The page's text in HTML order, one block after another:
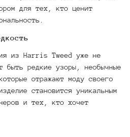
для тех, кто ценит
из Harris Tweed уже не
быть редкие узоры, необычные
отражают моду своего
становится уникальным
и тех, кто хочет